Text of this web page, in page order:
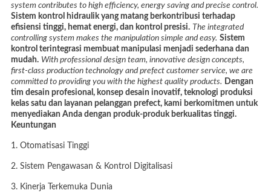
system contributes to high efficiency, energy saving and precise control.
Sistem kontrol hidraulik yang matang berkontribusi terhadap
efisiensi tinggi, hemat energi, dan kontrol presisi. The integrated
controlling system makes the manipulation simple and easy. Sistem
kontrol terintegrasi membuat manipulasi menjadi sederhana dan
mudah. With professional design team, innovative design concepts,
first-class production technology and prefect customer service, we are
committed to providing you with the highest quality products. Dengan
tim desain profesional, konsep desain inovatif, teknologi produksi
kelas satu dan layanan pelanggan prefect, kami berkomitmen untuk
menyediakan Anda dengan produk-produk berkualitas tinggi.
Keuntungan
1. Otomatisasi Tinggi
2. Sistem Pengawasan & Kontrol Digitalisasi
3. Kinerja Terkemuka Dunia